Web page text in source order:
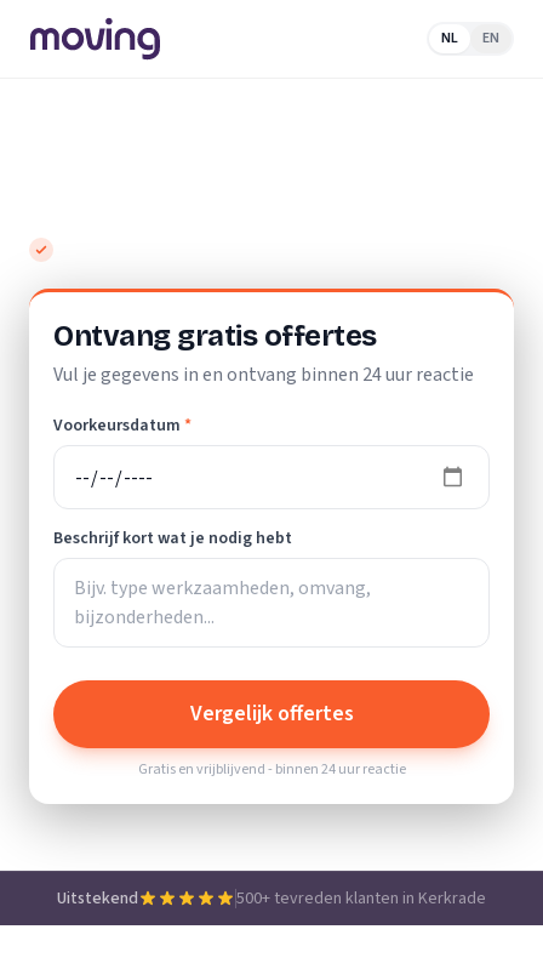
NL EN
Ontvang gratis offertes
Vul je gegevens in en ontvang binnen 24 uur reactie
Voorkeursdatum *
Beschrijf kort wat je nodig hebt
Vergelijk offertes
Gratis en vrijblijvend - binnen 24 uur reactie
Uitstekend 500+ tevreden klanten in Kerkrade